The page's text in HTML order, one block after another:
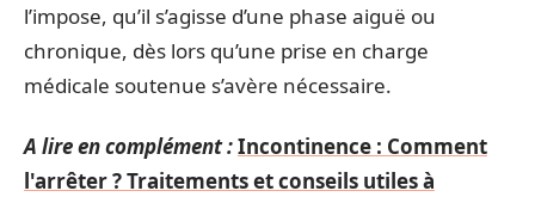
l’impose, qu’il s’agisse d’une phase aiguë ou
chronique, dès lors qu’une prise en charge
médicale soutenue s’avère nécessaire.
A lire en complément :Incontinence : Comment
l'arrêter ? Traitements et conseils utiles à